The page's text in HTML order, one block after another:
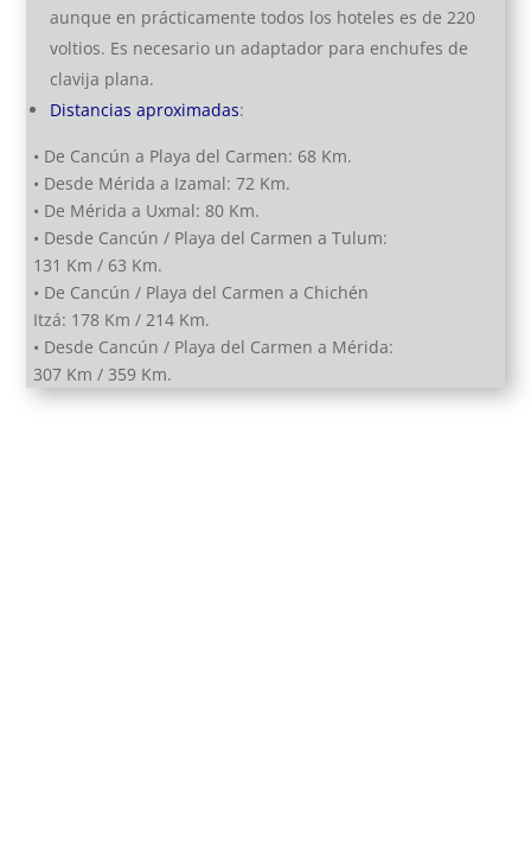
aunque en prácticamente todos los hoteles es de 220
voltios. Es necesario un adaptador para enchufes de
clavija plana.
Distancias aproximadas:
• De Cancún a Playa del Carmen: 68 Km.
• Desde Mérida a Izamal: 72 Km.
• De Mérida a Uxmal: 80 Km.
• Desde Cancún / Playa del Carmen a Tulum:
131 Km / 63 Km.
• De Cancún / Playa del Carmen a Chichén
Itzá: 178 Km / 214 Km.
• Desde Cancún / Playa del Carmen a Mérida:
307 Km / 359 Km.